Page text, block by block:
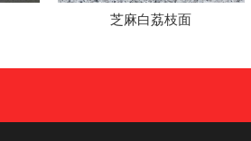
芝麻白荔枝面